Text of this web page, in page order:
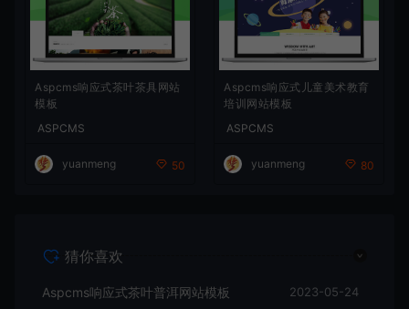
Aspcms响应式茶叶茶具网站
模板
ASPCMS
yuanmeng 50
Aspcms响应式儿童美术教育
培训网站模板
ASPCMS
yuanmeng 80
猜你喜欢
Aspcms响应式茶叶普洱网站模板 2023-05-24